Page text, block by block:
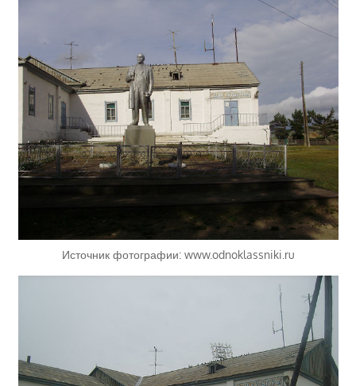
Источник фотографии: www.odnoklassniki.ru